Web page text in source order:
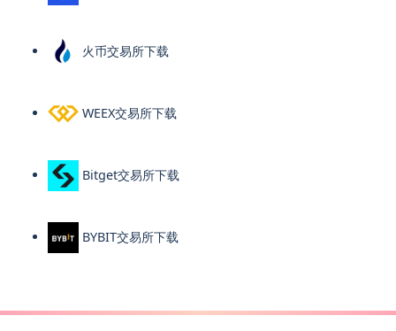
火币交易所下载
WEEX交易所下载
Bitget交易所下载
BYBIT交易所下载